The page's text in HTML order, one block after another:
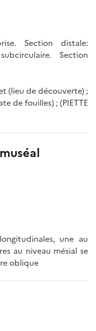
Section distale:
Section
(lieu de découverte) ;
de fouilles) ; (PIETTE
une au
au niveau mésial se
oblique